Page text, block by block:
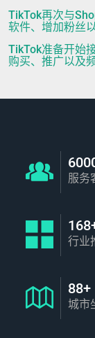
TikTok再次与
软件、增加粉丝
TikTok准备开始
购买、推广以及
服务
行业
88+
城市